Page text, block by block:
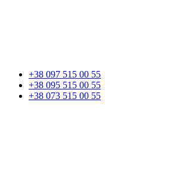
+38 097 515 00 55
+38 095 515 00 55
+38 073 515 00 55